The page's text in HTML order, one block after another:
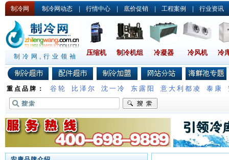
制冷网 制冷网动态 | 行情中心 | 底价促销 | 工程案例 | 行业资讯
制冷网,行业领袖 压缩机 制冷机组 冷凝器 冷风机 冷
重点品牌： 谷轮 比泽尔 沈一冷 东露阳 意大利都凌 泰康